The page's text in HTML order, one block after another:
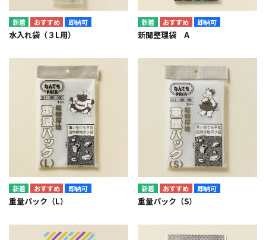
即納可
水入れ袋（３L用）
即納可
新聞整理袋 A
即納可
重量パック（L）
即納可
重量パック（S）